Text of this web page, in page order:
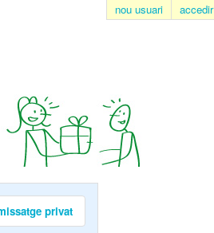
nou usuari accedir
privat